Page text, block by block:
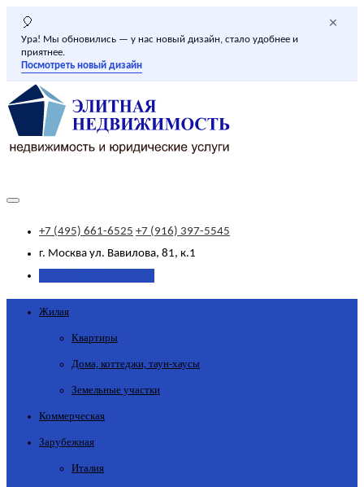
🎈
Ура! Мы обновились — у нас новый дизайн, стало удобнее и
приятнее.
Посмотреть новый дизайн
×
+7 (495) 661-6525 +7 (916) 397-5545
г. Москва ул. Вавилова, 81, к.1
Жилая
Квартиры
Дома, коттеджи, таун-хаусы
Земельные участки
Коммерческая
Зарубежная
Италия